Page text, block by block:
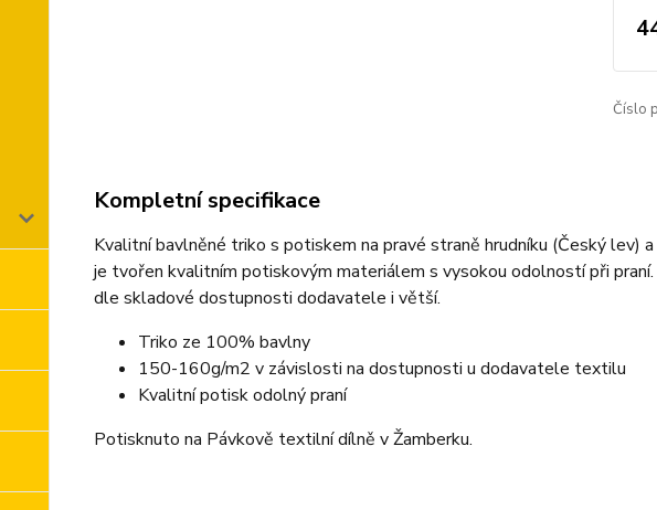
Číslo
Kompletní specifikace
Kvalitní bavlněné triko s potiskem na pravé straně hrudníku (Český lev)
je tvořen kvalitním potiskovým materiálem s vysokou odolností při
dle skladové dostupnosti dodavatele i větší.
Triko ze 100% bavlny
150-160g/m2 v závislosti na dostupnosti u dodavatele textilu
Kvalitní potisk odolný praní
Potisknuto na Pávkově textilní dílně v Žamberku.